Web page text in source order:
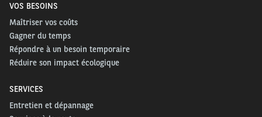
VOS BESOINS
Maîtriser vos coûts
Gagner du temps
Répondre à un besoin temporaire
Réduire son impact écologique
SERVICES
Entretien et dépannage